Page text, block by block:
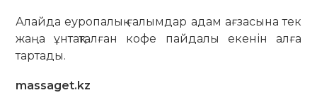
Алайда еуропалық ғалымдар адам ағзасына тек
жаңа ұнтақталған кофе пайдалы екенін алға
тартады.
massaget.kz